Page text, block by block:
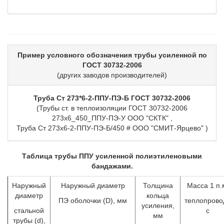
Пример условного обозначения трубы усиленной по
ГОСТ 30732-2006
(других заводов производителей)
Труба Ст 273*6-2-ППУ-ПЭ-Б ГОСТ 30732-2006
(Трубы ст. в теплоизоляции ГОСТ 30732-2006
273х6_450_ППУ-ПЭ-У ООО "СКТК" ,
Труба Ст 273х6-2-ППУ-ПЭ-Б/450 # ООО "СМИТ-Ярцево" )
Таблица трубы ППУ усиленной полиэтиленовыми
бандажами.
Наружный
диаметр
стальной
трубы (d),
Наружный диаметр
ПЭ оболочки (D), мм
Толщина
кольца
усиления,
мм
Масса 1
с